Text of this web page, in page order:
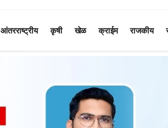
आंतरराष्ट्रीय कृषी खेळ क्राईम राजकीय